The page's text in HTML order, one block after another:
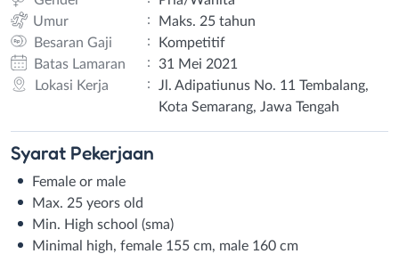
Umur
:
Maks. 25 tahun
Besaran Gaji
:
Kompetitif
Batas Lamaran
:
31 Mei 2021
Lokasi Kerja
:
Jl. Adipatiunus No. 11 Tembalang,
Kota Semarang, Jawa Tengah
Syarat Pekerjaan
Female or male
Max. 25 yeors old
Min. High school (sma)
Minimal high, female 155 cm, male 160 cm